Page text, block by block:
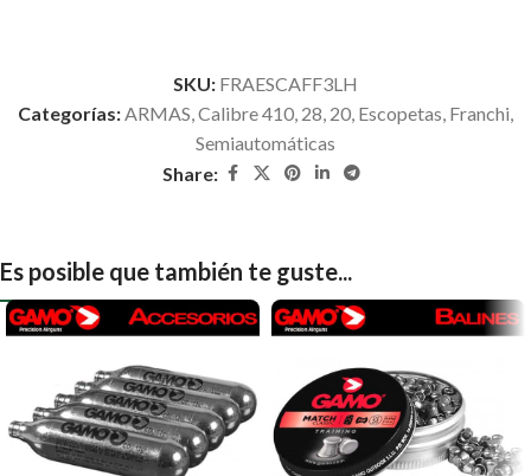
SKU: FRAESCAFF3LH
Categorías: ARMAS Calibre 410, 28, 20 Escopetas Franchi
Semiautomáticas
Share:
Es posible que también te guste...